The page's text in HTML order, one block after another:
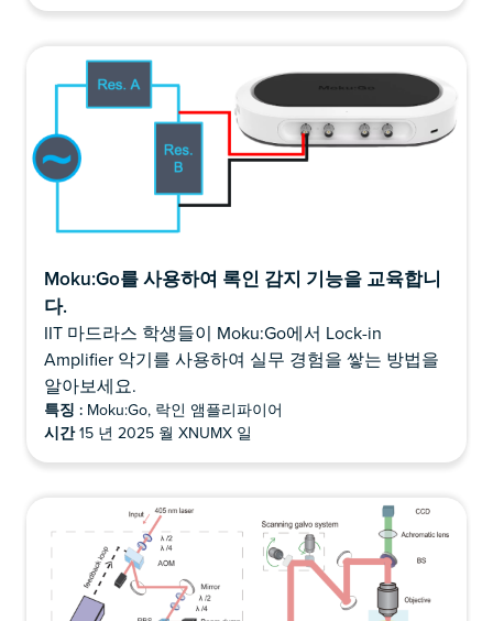
Moku:Go를 사용하여 록인 감지 기능을 교육합니
다.
IIT 마드라스 학생들이 Moku:Go에서 Lock-in
Amplifier 악기를 사용하여 실무 경험을 쌓는 방법을
알아보세요.
특징 : Moku:Go, 락인 앰플리파이어
시간15 년 2025 월 XNUMX 일